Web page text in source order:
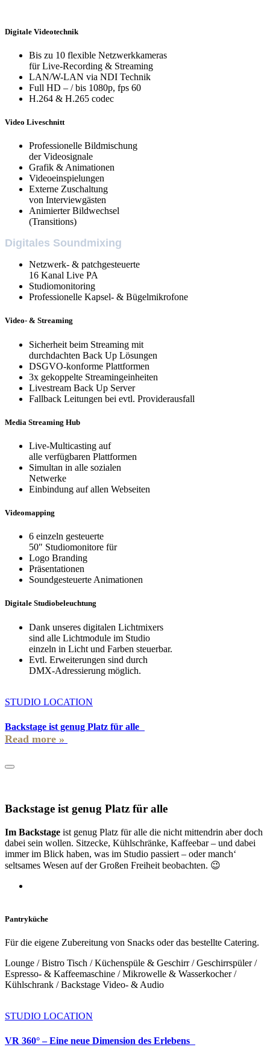
Digitale Videotechnik
Bis zu 10 flexible Netzwerkkameras
für Live-Recording & Streaming
LAN/W-LAN via NDI Technik
Full HD – / bis 1080p, fps 60
H.264 & H.265 codec
Video Liveschnitt
Professionelle Bildmischung
der Videosignale
Grafik & Animationen
Videoeinspielungen
Externe Zuschaltung
von Interviewgästen
Animierter Bildwechsel
(Transitions)
Digitales Soundmixing
Netzwerk- & patchgesteuerte
16 Kanal Live PA
Studiomonitoring
Professionelle Kapsel- & Bügelmikrofone
Video- & Streaming
Sicherheit beim Streaming mit
durchdachten Back Up Lösungen
DSGVO-konforme Plattformen
3x gekoppelte Streamingeinheiten
Livestream Back Up Server
Fallback Leitungen bei evtl. Providerausfall
Media Streaming Hub
Live-Multicasting auf
alle verfügbaren Plattformen
Simultan in alle sozialen
Netwerke
Einbindung auf allen Webseiten
Videomapping
6 einzeln gesteuerte
50″ Studiomonitore für
Logo Branding
Präsentationen
Soundgesteuerte Animationen
Digitale Studiobeleuchtung
Dank unseres digitalen Lichtmixers
sind alle Lichtmodule im Studio
einzeln in Licht und Farben steuerbar.
Evtl. Erweiterungen sind durch
DMX-Adressierung möglich.
STUDIO LOCATION
Backstage ist genug Platz für alle
Backstage ist genug Platz für alle
Im Backstage ist genug Platz für alle die nicht mittendrin aber doch
dabei sein wollen. Sitzecke, Kühlschränke, Kaffeebar – und dabei
immer im Blick haben, was im Studio passiert – oder manch‘
seltsames Wesen auf der Großen Freiheit beobachten. 😉
Pantryküche
Für die eigene Zubereitung von Snacks oder das bestellte Catering.
Lounge / Bistro Tisch / Küchenspüle & Geschirr / Geschirrspüler /
Espresso- & Kaffeemaschine / Mikrowelle & Wasserkocher /
Kühlschrank / Backstage Video- & Audio
STUDIO LOCATION
VR 360° – Eine neue Dimension des Erlebens